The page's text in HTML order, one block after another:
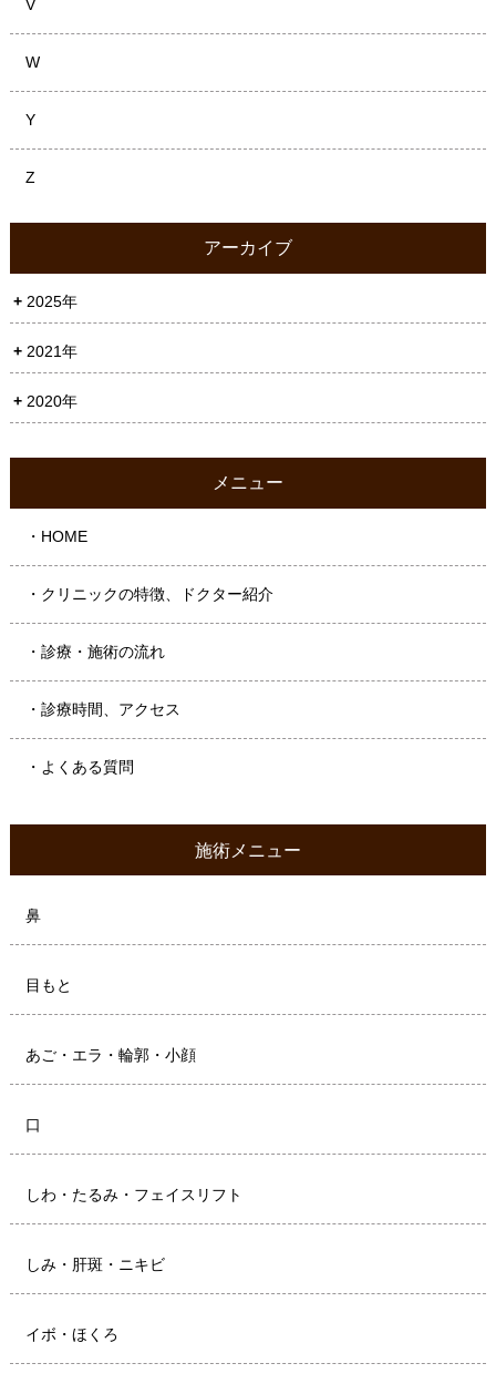
V
W
Y
Z
アーカイブ
2025年
2021年
2020年
メニュー
・HOME
・クリニックの特徴、ドクター紹介
・診療・施術の流れ
・診療時間、アクセス
・よくある質問
施術メニュー
鼻
目もと
あご・エラ・輪郭・小顔
口
しわ・たるみ・フェイスリフト
しみ・肝斑・ニキビ
イボ・ほくろ